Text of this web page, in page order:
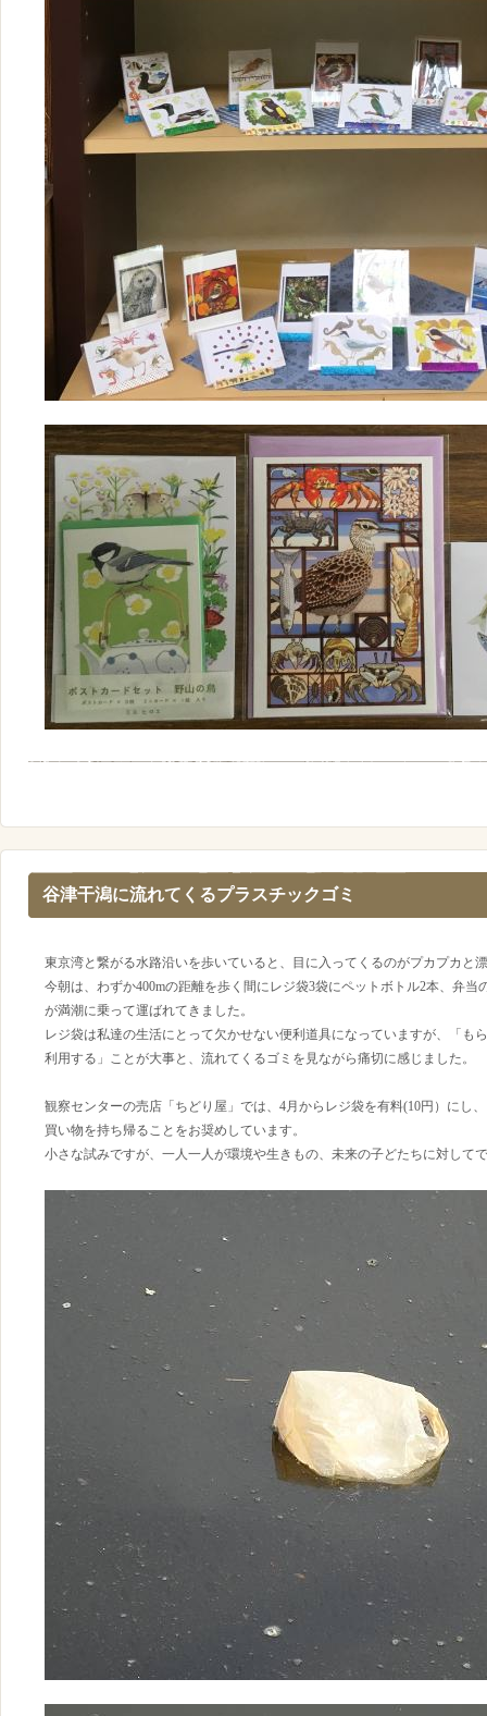
谷津干潟に流れてくるプラスチックゴミ
東京湾と繋がる水路沿いを歩いていると、目に入ってくるのがプカプカと
今朝は、わずか400mの距離を歩く間にレジ袋3袋にペットボトル2本、弁
が満潮に乗って運ばれてきました。
レジ袋は私達の生活にとって欠かせない便利道具になっていますが、「も
利用する」ことが大事と、流れてくるゴミを見ながら痛切に感じました。
観察センターの売店「ちどり屋」では、4月からレジ袋を有料(10円）にし
買い物を持ち帰ることをお奨めしています。
小さな試みですが、一人一人が環境や生きもの、未来の子どたちに対して